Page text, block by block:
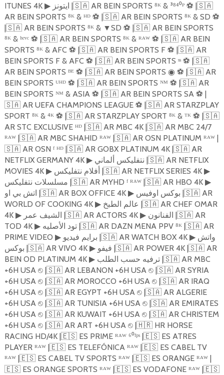
ITUNES 4K ▶ ايتونز |🇸🇦AR BEIN SPORTS ⁸ᴷ & ³⁸⁴⁰ᴾ ⚽ |🇸🇦
AR BEIN SPORTS ⁸ᴷ & ᴴᴰ ⚽ |🇸🇦AR BEIN SPORTS ⁸ᴷ & SD ⚽
|🇸🇦AR BEIN SPORTS ⁸ᴷ & ▼SD ⚽ |🇸🇦AR BEIN SPORTS
⁸ᴷ & ʰᵉᵛᶜ ⚽ |🇸🇦AR BEIN SPORTS ⁸ᴷ & ᴿᴬᵂ ⚽ |🇸🇦AR BEIN
SPORTS ⁸ᴷ & AFC ⚽ |🇸🇦AR BEIN SPORTS F ⚽ |🇸🇦AR
BEIN SPORTS F & AFC ⚽ |🇸🇦AR BEIN SPORTS ˢˢ⚽ |🇸🇦
AR BEIN SPORTS ᴮᴱ ⚽ |🇸🇦AR BEIN SPORTS ◉ ⚽ |🇸🇦AR
BEIN SPORTS ᵁᴴᴰ ⚽ |🇸🇦AR BEIN SPORTS ᴺᴹ ⚽ |🇸🇦AR
BEIN SPORTS ᴺᴹ & ASIA ⚽ |🇸🇦AR BEIN SPORTS SA ⚽ |
🇸🇦AR UEFA CHAMPIONS LEAGUE ⚽ |🇸🇦AR STARZPLAY
SPORT ⁸ᴷ & ⁴ᴷ ⚽ |🇸🇦AR STARZPLAY SPORT ⁸ᴷ & ᵀᴷ ⚽ |🇸🇦
AR STC EXCLUSIVE ᴴᴰ |🇸🇦AR MBC 4K |🇸🇦AR MBC 24/7
ᴿᴬᵂ |🇸🇦AR MBC SHAHID ᴿᴬᵂ |🇸🇦AR OSN PLATINUM ᴿᴬᵂ |
🇸🇦AR OSN ᶠ ᴴᴰ |🇸🇦AR GOBX PLATINUM 4K |🇸🇦AR
NETFLIX GERMANY 4K ▶ نتفليكس ألماني |🇸🇦AR NETFLIX
MOVIES 4K ▶ أفلام نتفليكس |🇸🇦AR NETFLIX SERIES 4K ▶
مسلسلات نتفليكس |🇸🇦AR MYHD ᶠ ᴿᴬᵂ |🇸🇦AR ️HBO 4K ▶
اتش بي او |🇸🇦AR BOX OFFICE 4K ▶ بوكس اوفيس |🇸🇦AR
WORLD OF COOKING 4K ▶ عالم الطبخ |🇸🇦AR CHEF OMAR
4K ▶ الشيف عمر |🇸🇦AR ️ACTORS 4K ▶ الفنانون |🇸🇦AR
️TOD 4K ▶ تود الأصليه |🇸🇦AR DAZN MENA PPV ⁸ᴷ |🇸🇦AR
PRIME VIDEO ▶ برايم فيديو |🇸🇦AR ️WATCH BOX 4K ▶واتش
بوكس |🇸🇦AR ️VIVO 4K ▶ ️فيفو |🇸🇦AR ️POWER 4K |🇸🇦AR
BEIN OD PLATINUM 4K ▶ ترفيه حسب الطلب |🇸🇦AR MBC
+6H USA ⎋|🇸🇦AR LEBANON +6H USA ⎋|🇸🇦AR SYRIA
+6H USA ⎋|🇸🇦AR MOROCCO +6H USA ⎋|🇸🇦AR IRAQ
+6H USA ⎋|🇸🇦AR EGYPT +6H USA ⎋|🇸🇦AR ALGERIE
+6H USA ⎋|🇸🇦AR TUNISIA +6H USA ⎋|🇸🇦AR EMIRATES
+6H USA ⎋|🇸🇦AR KUWAIT +6H USA ⎋|🇸🇦AR CHRISTEM
+6H USA ⎋|🇸🇦AR ART +6H USA ⎋|🇭🇷HR HORSE
RACING HD/4K |🇪🇸ES PRIME ᴿᴬᵂ ⁶⁰ᶠᵖˢ |🇪🇸ES ATRES
PLAYER ᴿᴬᵂ |🇪🇸ES TELEFÓNICA ᴿᴬᵂ |🇪🇸ES CABEL TV
ᴿᴬᵂ |🇪🇸ES CABEL TV SPORTS ᴿᴬᵂ |🇪🇸ES ORANGE ᴿᴬᵂ |
🇪🇸ES ORANGE SPORTS ᴿᴬᵂ |🇪🇸ES VODAFONE ᴿᴬᵂ |🇪🇸